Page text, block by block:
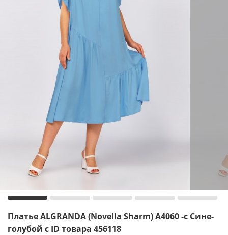
Платье ALGRANDA (Novella Sharm) A4060 -с Сине-
голубой с ID товара 456118